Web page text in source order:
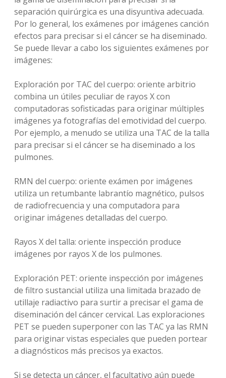
separación quirúrgica es una disyuntiva adecuada.
Por lo general, los exámenes por imágenes canción
efectos para precisar si el cáncer se ha diseminado.
Se puede llevar a cabo los siguientes exámenes por
imágenes:
Exploración por TAC del cuerpo: oriente arbitrio
combina un útiles peculiar de rayos X con
computadoras sofisticadas para originar múltiples
imágenes ya fotografías del emotividad del cuerpo.
Por ejemplo, a menudo se utiliza una TAC de la talla
para precisar si el cáncer se ha diseminado a los
pulmones.
RMN del cuerpo: oriente exámen por imágenes
utiliza un retumbante labrantío magnético, pulsos
de radiofrecuencia y una computadora para
originar imágenes detalladas del cuerpo.
Rayos X del talla: oriente inspección produce
imágenes por rayos X de los pulmones.
Exploración PET: oriente inspección por imágenes
de filtro sustancial utiliza una limitada brazado de
utillaje radiactivo para surtir a precisar el gama de
diseminación del cáncer cervical. Las exploraciones
PET se pueden superponer con las TAC ya las RMN
para originar vistas especiales que pueden portear
a diagnósticos más precisos ya exactos.
Si se detecta un cáncer, el facultativo aún puede